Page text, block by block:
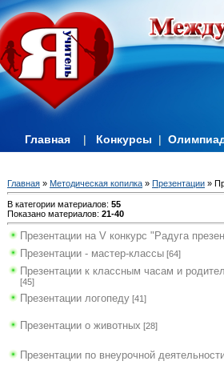
Главная | Конкурсы |
Главная » Методическая копилка » Презентации »
В категории материалов: 55
Показано материалов: 21-40
Презентации на V конкурс "Радуга
Презентации - мастер-классы [64]
Презентации к классным часам и
[45]
Презентации логопеду [41]
Презентации о животных [28]
Презентации по внеурочной